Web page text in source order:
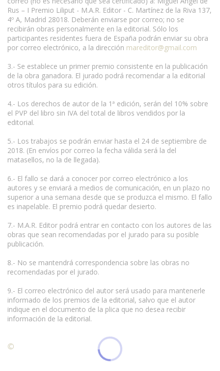
Rus – I Premio Liliput - M.A.R. Editor - C. Martínez de la Riva 137,
4º A, Madrid 28018. Deberán enviarse por correo; no se
recibirán obras personalmente en la editorial. Sólo los
participantes residentes fuera de España podrán enviar su obra
por correo electrónico, a la dirección mareditor@gmail.com
3.- Se establece un primer premio consistente en la publicación
de la obra ganadora. El jurado podrá recomendar a la editorial
otros títulos para su edición.
4.- Los derechos de autor de la 1ª edición, serán del 10% sobre
el PVP del libro sin IVA del total de libros vendidos por la
editorial.
5.- Los trabajos se podrán enviar hasta el 24 de septiembre de
2018. (En envíos por correo la fecha válida será la del
matasellos, no la de llegada).
6.- El fallo se dará a conocer por correo electrónico a los
autores y se enviará a medios de comunicación, en un plazo no
superior a una semana desde que se produzca el mismo. El fallo
es inapelable. El premio podrá quedar desierto.
7.- M.A.R. Editor podrá entrar en contacto con los autores de las
obras que sean recomendadas por el jurado para su posible
publicación.
8.- No se mantendrá correspondencia sobre las obras no
recomendadas por el jurado.
9.- El correo electrónico del autor será usado para mantenerle
informado de los premios de la editorial, salvo que el autor
indique en el documento de la plica que no desea recibir
información de la editorial.
© Condiciones para la reproducción de contenidos de esta